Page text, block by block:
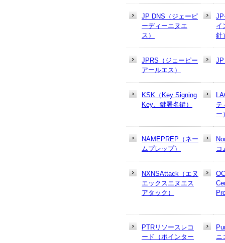
JP DNS（ジェーピ
ーディーエヌエ
ス）
イ
針
JPRS（ジェーピー
アールエス）
JP
KSK（Key Signing
Key、鍵署名鍵）
テ
ー
NAMEPREP（ネー
ムプレップ）
コ
NXNSAttack（エヌ
エックスエヌエス
アタック）
PTRリソースレコ
ード（ポインター
ニ